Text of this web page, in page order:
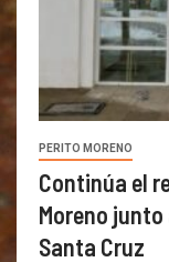
PERITO MORENO
Continúa el
Moreno
Santa Cruz